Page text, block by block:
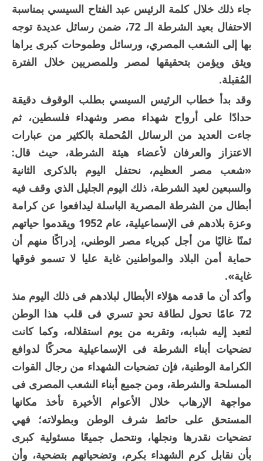
جاء ذلك خلال كلمة الرئيس عبد الفتاح السيسي بمناسبة
الاحتفال بعيد الشرطة الـ 72، ضمن رسائل عديدة توجه
بها إلى الشعب المصري، ورسائل وطموحات كبرى يراها
ويثق ويؤمن بتحقيقها لمصر وللمصريين خلال الفترة
المُقبلة.
وقد بدأ خطاب الرئيس السيسي بطلب الوقوف دقيقة
حدادًا على أرواح شهداء مصر وشهداء فلسطين، ثم
جاءت العديد من الرسائل المُحملة بالكثير من عبارات
الاعتزاز والعرفان لأعضاء هيئة الشرطة، حيث قال:
«شعب مصر العظيم، نحتفل اليوم بالذكرى الثانية
والسبعين لعيد الشرطة، ذلك اليوم الجليل الذي وقف فيه
أبطال من الشرطة المصرية الباسلة ليدافعوا عن كرامة
وعزة بلادهم فى الإسماعيلية، عام 1952 ويقدموا حياتهم
ثمنًا غاليًا من أجل كبرياء مصر الوطني، إدراكًا منهم أن
حماية أمن البلاد والمواطنين غاية عليا لا تسمو فوقها
غاية».
وأكد أن ما قدمه هؤلاء الأبطال لبلادهم فى ذلك اليوم منذ
72 عامًا تحول لطاقة تحدٍ تسري فى قلب هذا الوطن
لتعيد إليه شبابه، وتقربه من يوم استقلاله، وكما كانت
تضحيات أبناء الشرطة فى الإسماعيلية محركًا لدوافع
الكرامة الوطنية، فإن تضحيات الشهداء من رجال القوات
المسلحة والشرطة، ومن جميع أبناء الشعب المصرى فى
مواجهة الإرهاب خلال الأعوام الأخيرة تأخذ مكانها
المستحق على حائط شرف الوطن وبطولاته؛ فهي
تضحيات نقدرها ونجلها، ونتحمل جميعًا مسئولية كبرى
بأن نقابل كرم الشهداء بكرم، وتضحياتهم بتضحية، وأن